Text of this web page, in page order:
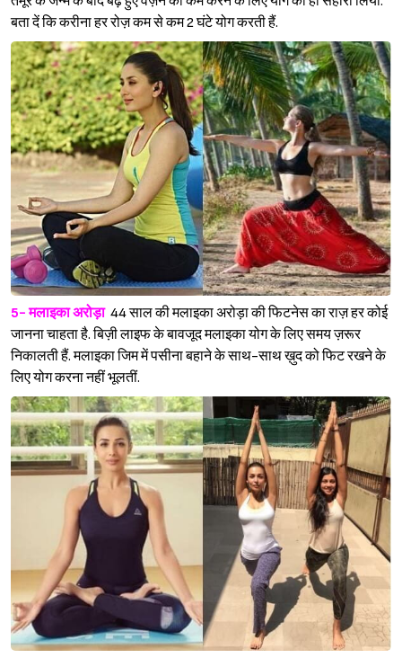
Sign in
बता दें कि करीना हर रोज़ कम से कम 2 घंटे योग करती हैं.
5- मलाइका अरोड़ा 44 साल की मलाइका अरोड़ा की फिटनेस का राज़ हर कोई
जानना चाहता है. बिज़ी लाइफ के बावजूद मलाइका योग के लिए समय ज़रूर
निकालती हैं. मलाइका जिम में पसीना बहाने के साथ-साथ ख़ुद को फिट रखने के
लिए योग करना नहीं भूलतीं.